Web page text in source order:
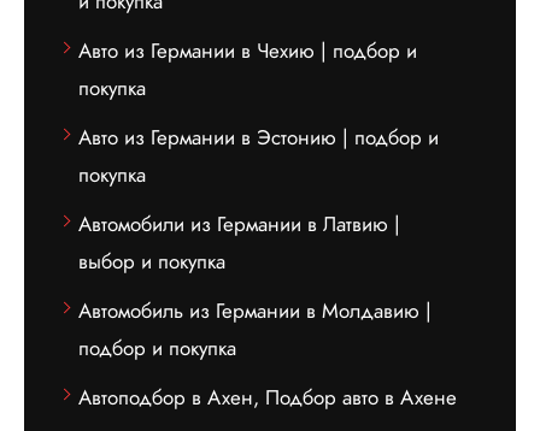
Авто из Германии в Чехию | подбор и
покупка
Авто из Германии в Эстонию | подбор и
покупка
Автомобили из Германии в Латвию |
выбор и покупка
Автомобиль из Германии в Молдавию |
подбор и покупка
Автоподбор в Ахен, Подбор авто в Ахене